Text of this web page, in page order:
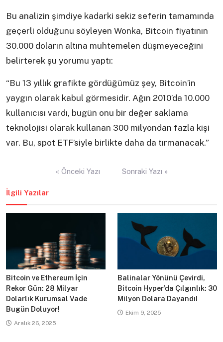
Bu analizin şimdiye kadarki sekiz seferin tamamında
geçerli olduğunu söyleyen Wonka, Bitcoin fiyatının
30.000 doların altına muhtemelen düşmeyeceğini
belirterek şu yorumu yaptı:
“Bu 13 yıllık grafikte gördüğümüz şey, Bitcoin’in
yaygın olarak kabul görmesidir. Ağın 2010’da 10.000
kullanıcısı vardı, bugün onu bir değer saklama
teknolojisi olarak kullanan 300 milyondan fazla kişi
var. Bu, spot ETF’siyle birlikte daha da tırmanacak.”
« Önceki Yazı Sonraki Yazı »
İlgili Yazılar
Bitcoin ve Ethereum İçin
Rekor Gün: 28 Milyar
Dolarlık Kurumsal Vade
Bugün Doluyor!
Aralık 26, 2025
Balinalar Yönünü Çevirdi,
Bitcoin Hyper’da Çılgınlık: 30
Milyon Dolara Dayandı!
Ekim 9, 2025